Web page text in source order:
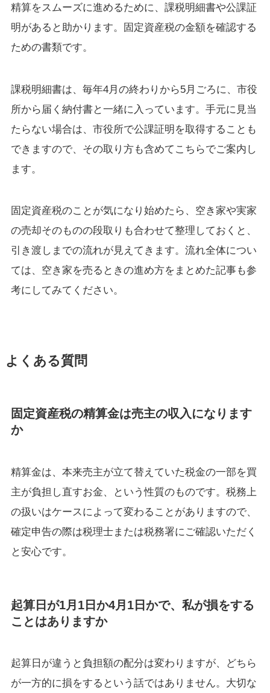
精算をスムーズに進めるために、課税明細書や公課証
明があると助かります。固定資産税の金額を確認する
ための書類です。
課税明細書は、毎年4月の終わりから5月ごろに、市役
所から届く納付書と一緒に入っています。手元に見当
たらない場合は、市役所で公課証明を取得することも
できますので、その取り方も含めてこちらでご案内し
ます。
固定資産税のことが気になり始めたら、空き家や実家
の売却そのものの段取りも合わせて整理しておくと、
引き渡しまでの流れが見えてきます。流れ全体につい
ては、空き家を売るときの進め方をまとめた記事も参
考にしてみてください。
よくある質問
固定資産税の精算金は売主の収入になります
か
精算金は、本来売主が立て替えていた税金の一部を買
主が負担し直すお金、という性質のものです。税務上
の扱いはケースによって変わることがありますので、
確定申告の際は税理士または税務署にご確認いただく
と安心です。
起算日が1月1日か4月1日かで、私が損をする
ことはありますか
起算日が違うと負担額の配分は変わりますが、どちら
が一方的に損をするという話ではありません。大切な